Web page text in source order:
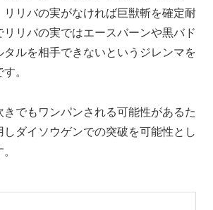
リリバの実がなければ巨獣斬を確定耐
リリバの実ではエースバーンや黒バド
タルを相手できないというジレンマを
。
きでもワンパンされる可能性があるた
ダイソウゲンでの突破を可能性とし